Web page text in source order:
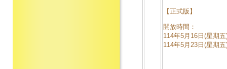
【正式版】
開放時間：
114年5月16日(星期
114年5月23日(星期